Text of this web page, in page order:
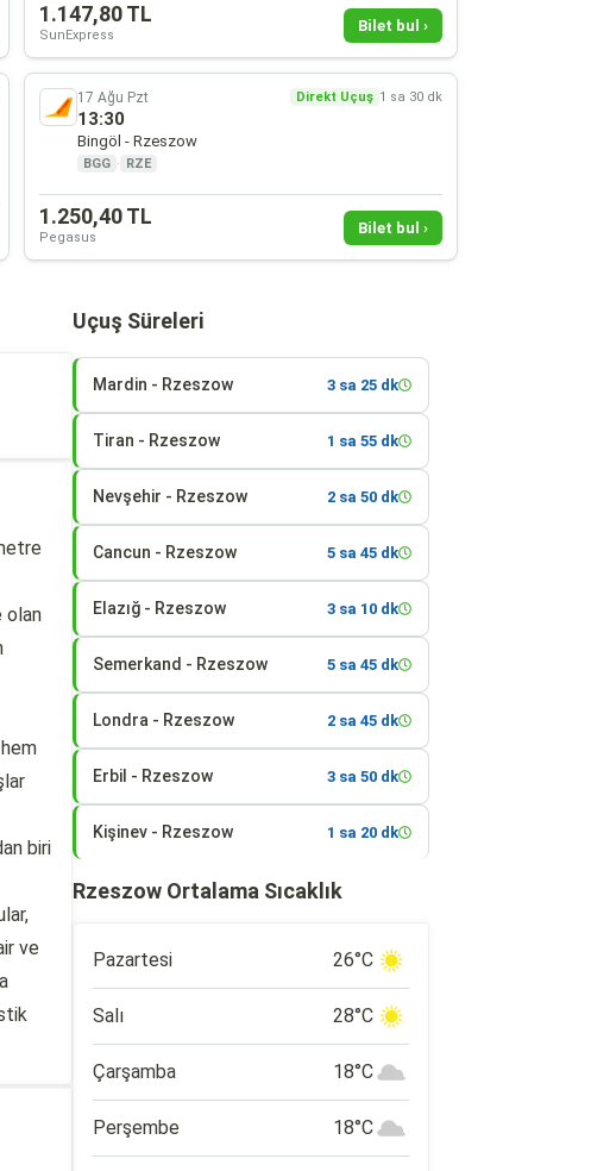
1.147,80 TL
SunExpress
Bilet bul ›
17 Ağu Pzt Direkt Uçuş 1 sa 30 dk
13:30
Bingöl - Rzeszow
BGG · RZE
1.250,40 TL
Pegasus
Bilet bul ›
olan
biri
ve
Uçuş Süreleri
Mardin - Rzeszow 3 sa 25 dk
Tiran - Rzeszow 1 sa 55 dk
Nevşehir - Rzeszow 2 sa 50 dk
Cancun - Rzeszow 5 sa 45 dk
Elazığ - Rzeszow 3 sa 10 dk
Semerkand - Rzeszow 5 sa 45 dk
Londra - Rzeszow 2 sa 45 dk
Erbil - Rzeszow 3 sa 50 dk
Kişinev - Rzeszow 1 sa 20 dk
Rzeszow Ortalama Sıcaklık
Pazartesi 26°C
Salı 28°C
Çarşamba 18°C
Perşembe 18°C